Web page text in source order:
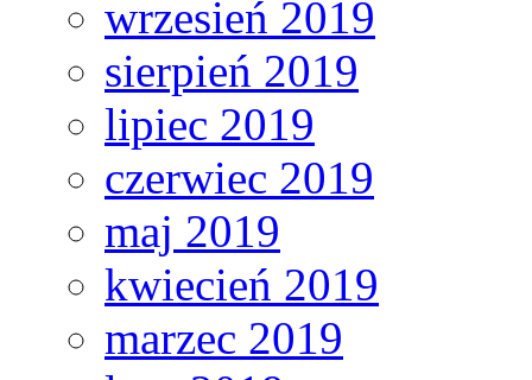
wrzesień 2019
sierpień 2019
lipiec 2019
czerwiec 2019
maj 2019
kwiecień 2019
marzec 2019